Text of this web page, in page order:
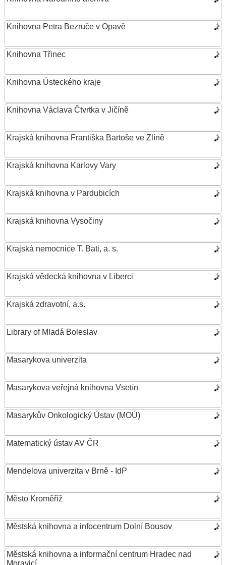
Knihovna Petra Bezruče v Opavě
Knihovna Třinec
Knihovna Ústeckého kraje
Knihovna Václava Čtvrtka v Jičíně
Krajská knihovna Františka Bartoše ve Zlíně
Krajská knihovna Karlovy Vary
Krajská knihovna v Pardubicích
Krajská knihovna Vysočiny
Krajská nemocnice T. Bati, a. s.
Krajská vědecká knihovna v Liberci
Krajská zdravotní, a.s.
Library of Mladá Boleslav
Masarykova univerzita
Masarykova veřejná knihovna Vsetín
Masarykův Onkologický Ústav (MOÚ)
Matematický ústav AV ČR
Mendelova univerzita v Brně - IdP
Město Kroměříž
Městská knihovna a infocentrum Dolní Bousov
Městská knihovna a informační centrum Hradec nad
Moravicí